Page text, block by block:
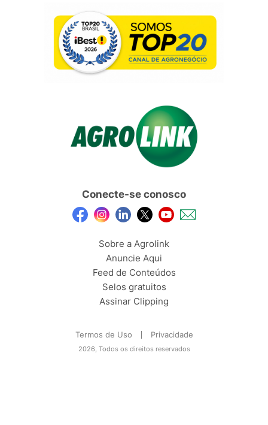
Conecte-se conosco
Sobre a Agrolink
Anuncie Aqui
Feed de Conteúdos
Selos gratuitos
Assinar Clipping
Termos de Uso Privacidade
2026, Todos os direitos reservados